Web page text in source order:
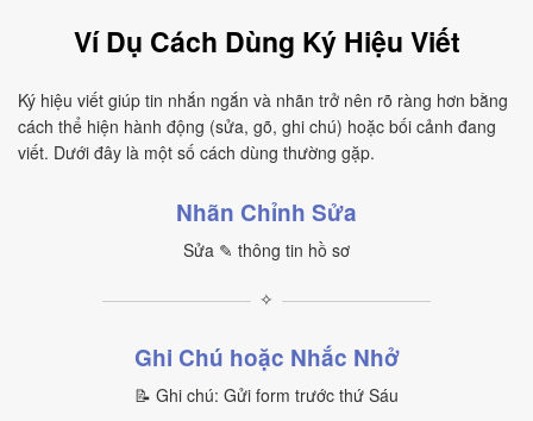
Ví Dụ Cách Dùng Ký Hiệu Viết
Ký hiệu viết giúp tin nhắn ngắn và nhãn trở nên rõ ràng hơn bằng
cách thể hiện hành động (sửa, gõ, ghi chú) hoặc bối cảnh đang
viết. Dưới đây là một số cách dùng thường gặp.
Nhãn Chỉnh Sửa
Sửa ✎ thông tin hồ sơ
✧
Ghi Chú hoặc Nhắc Nhở
📝 Ghi chú: Gửi form trước thứ Sáu